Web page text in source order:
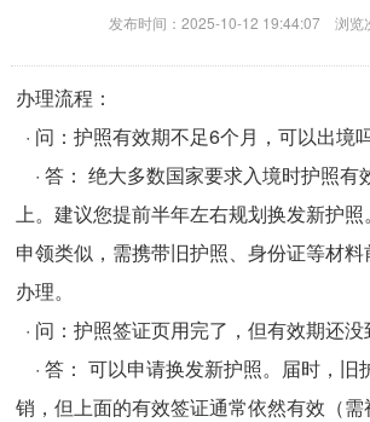
发布时间：2025-10-12 19:44:07 浏览
办理流程：
· 问：护照有效期不足6个月，可以出境
· 答： 绝大多数国家要求入境时护照有
上。建议您提前半年左右规划换发新护
申领类似，需携带旧护照、身份证等材
办理。
· 问：护照签证页用完了，但有效期还没
· 答： 可以申请换发新护照。届时，旧
销，但上面的有效签证通常依然有效（